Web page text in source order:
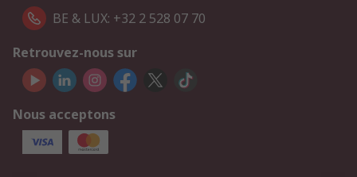
BE & LUX: +32 2 528 07 70
Retrouvez-nous sur
Nous acceptons